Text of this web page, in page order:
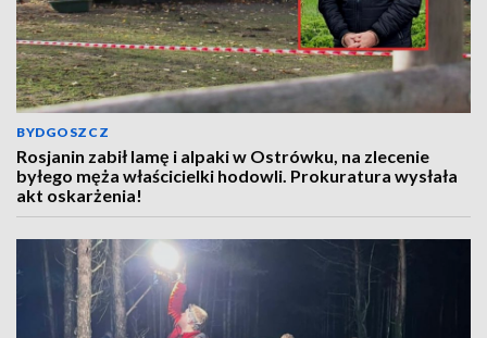
BYDGOSZCZ
Rosjanin zabił lamę i alpaki w Ostrówku, na zlecenie
byłego męża właścicielki hodowli. Prokuratura wysłała
akt oskarżenia!